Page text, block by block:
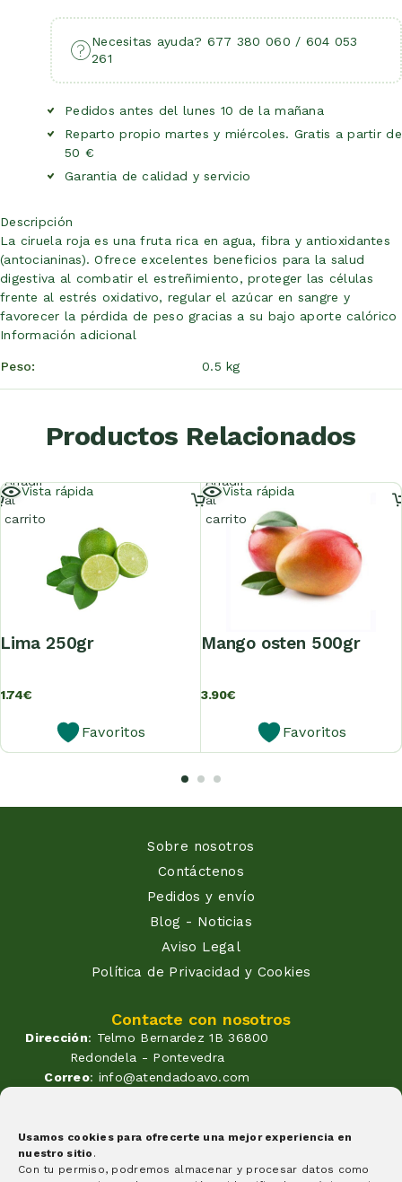
Usamos cookies para ofrecerte una mejor experiencia en
nuestro sitio .
Con tu permiso, podremos almacenar y procesar datos como
Necesitas ayuda? 677 380 060 / 604 053
261
Pedidos antes del lunes 10 de la mañana
Reparto propio martes y miércoles. Gratis a partir de
50 €
Garantia de calidad y servicio
Descripción
La ciruela roja es una fruta rica en agua, fibra y antioxidantes
(antocianinas). Ofrece excelentes beneficios para la salud
digestiva al combatir el estreñimiento, proteger las células
frente al estrés oxidativo, regular el azúcar en sangre y
favorecer la pérdida de peso gracias a su bajo aporte calórico
Información adicional
Peso 0.5 kg
Productos Relacionados
Vista rápida
lima 250gr
1.74€
Favoritos
Añadir
al
carrito
Vista rápida
mango osten 500gr
3.90€
Favoritos
Añadir
al
carrito
Sobre nosotros
Contáctenos
Pedidos y envío
Blog - Noticias
Aviso Legal
Política de Privacidad y Cookies
Contacte con nosotros
Dirección: Telmo Bernardez 1B 36800
Redondela - Pontevedra
Correo: info@atendadoavo.com
Horario: Lunes a Viernes de
09:30 a 14:00 y de 17:00 a 20:00
Sabados de 09:30 a 14:00